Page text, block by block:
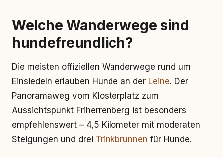
Welche Wanderwege sind
hundefreundlich?
Die meisten offiziellen Wanderwege rund um
Einsiedeln erlauben Hunde an der Leine. Der
Panoramaweg vom Klosterplatz zum
Aussichtspunkt Friherrenberg ist besonders
empfehlenswert – 4,5 Kilometer mit moderaten
Steigungen und drei Trinkbrunnen für Hunde.